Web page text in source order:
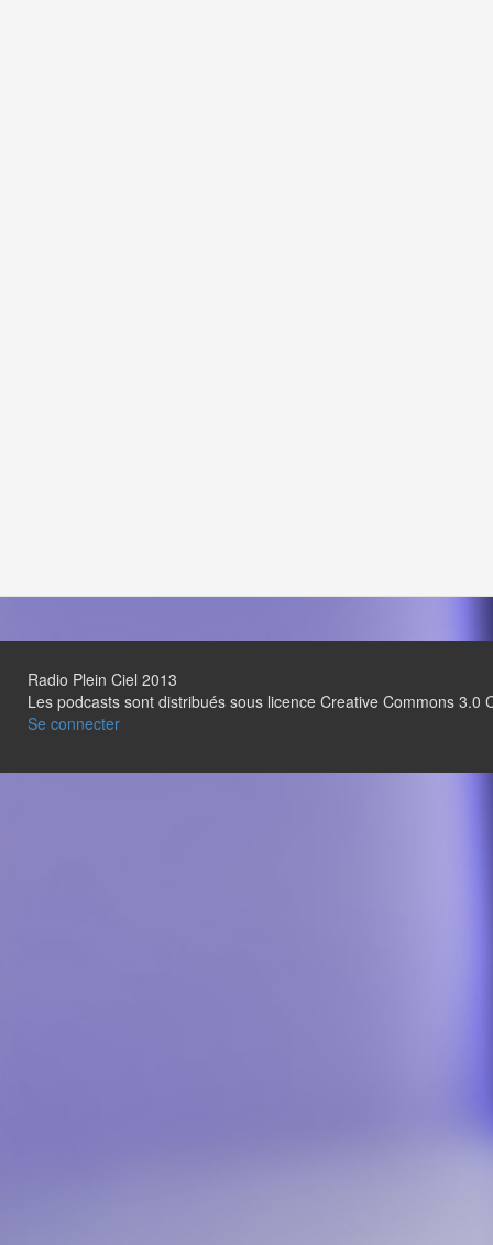
Radio Plein Ciel 2013
Les podcasts sont distribués sous licence Creative Commons 3.0
Se connecter